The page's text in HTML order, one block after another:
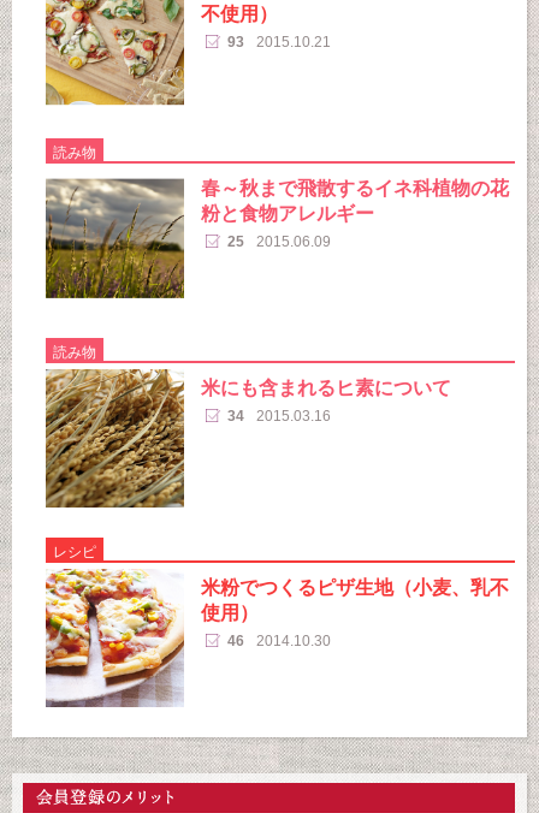
不使用）
93 2015.10.21
読み物
春～秋まで飛散するイネ科植物の花
粉と食物アレルギー
25 2015.06.09
読み物
米にも含まれるヒ素について
34 2015.03.16
レシピ
米粉でつくるピザ生地（小麦、乳不
使用）
46 2014.10.30